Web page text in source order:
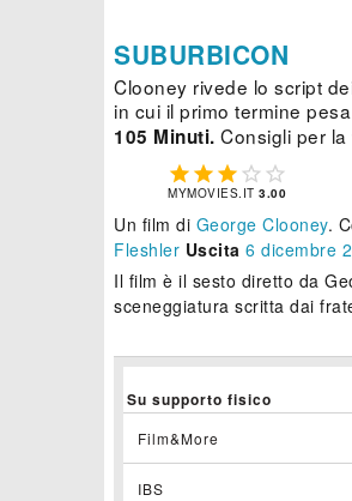
SUBURBICON
Clooney rivede lo script
in cui il primo termine
105 Minuti. Consigli per
    
MYMOVIES.IT3.00
Un film di George Clooney.
Fleshler Uscita 6 dicembre
Il film è il sesto diretto da
sceneggiatura scritta dai
Su supporto fisico
Film&More
IBS